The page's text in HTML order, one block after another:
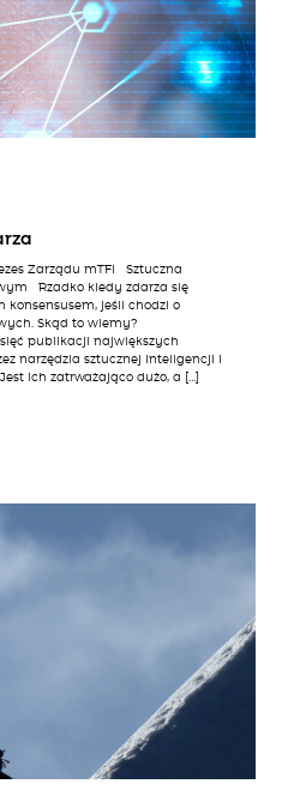
Zarządu mTFI Sztuczna
Rzadko kiedy zdarza się
konsensusem, jeśli chodzi o
Skąd to wiemy?
publikacji największych
narzędzia sztucznej inteligencji i
ich zatrważająco dużo, a […]